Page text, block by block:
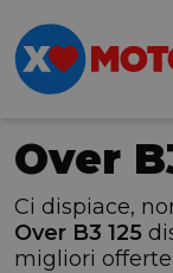
Over
Ci dispiace,
Over B3 125
migliori